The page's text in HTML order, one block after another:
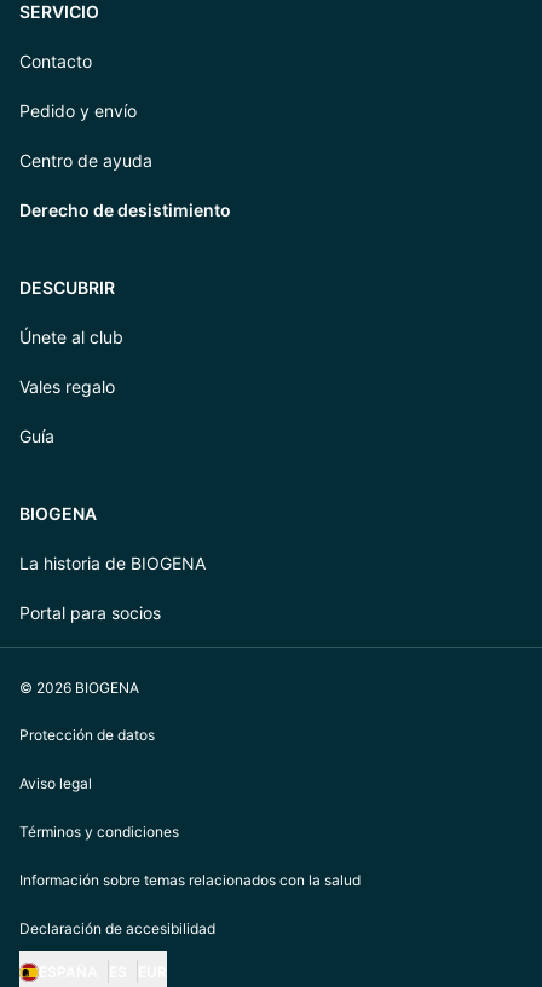
SERVICIO
Contacto
Pedido y envío
Centro de ayuda
Derecho de desistimiento
DESCUBRIR
Únete al club
Vales regalo
Guía
BIOGENA
La historia de BIOGENA
Portal para socios
© 2026 BIOGENA
Protección de datos
Aviso legal
Términos y condiciones
Información sobre temas relacionados con la salud
Declaración de accesibilidad